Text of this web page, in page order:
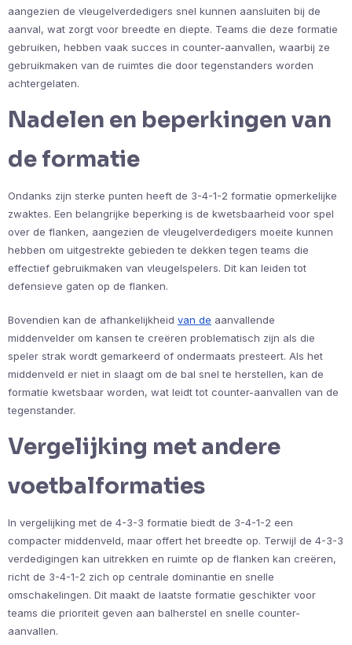
aangezien de vleugelverdedigers snel kunnen aansluiten bij de
aanval, wat zorgt voor breedte en diepte. Teams die deze formatie
gebruiken, hebben vaak succes in counter-aanvallen, waarbij ze
gebruikmaken van de ruimtes die door tegenstanders worden
achtergelaten.
Nadelen en beperkingen van
de formatie
Ondanks zijn sterke punten heeft de 3-4-1-2 formatie opmerkelijke
zwaktes. Een belangrijke beperking is de kwetsbaarheid voor spel
over de flanken, aangezien de vleugelverdedigers moeite kunnen
hebben om uitgestrekte gebieden te dekken tegen teams die
effectief gebruikmaken van vleugelspelers. Dit kan leiden tot
defensieve gaten op de flanken.
Bovendien kan de afhankelijkheid van de aanvallende
middenvelder om kansen te creëren problematisch zijn als die
speler strak wordt gemarkeerd of ondermaats presteert. Als het
middenveld er niet in slaagt om de bal snel te herstellen, kan de
formatie kwetsbaar worden, wat leidt tot counter-aanvallen van de
tegenstander.
Vergelijking met andere
voetbalformaties
In vergelijking met de 4-3-3 formatie biedt de 3-4-1-2 een
compacter middenveld, maar offert het breedte op. Terwijl de 4-3-3
verdedigingen kan uitrekken en ruimte op de flanken kan creëren,
richt de 3-4-1-2 zich op centrale dominantie en snelle
omschakelingen. Dit maakt de laatste formatie geschikter voor
teams die prioriteit geven aan balherstel en snelle counter-
aanvallen.